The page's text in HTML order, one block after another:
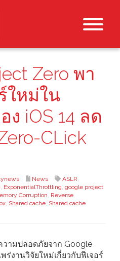
Zero พา
ใหม่ใน
ง iOS 14 ลด
CLick
News ASLR,
, ExponentialThrottling, google project
Corruption, Reverse
, Shared cache, Shared cache
วามปลอดภัยจาก Google
ร่งานวิจัยใหม่เกี่ยวกับฟีเจอร์